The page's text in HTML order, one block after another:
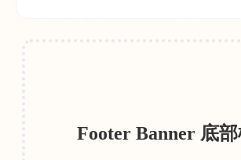
Footer Banner 底